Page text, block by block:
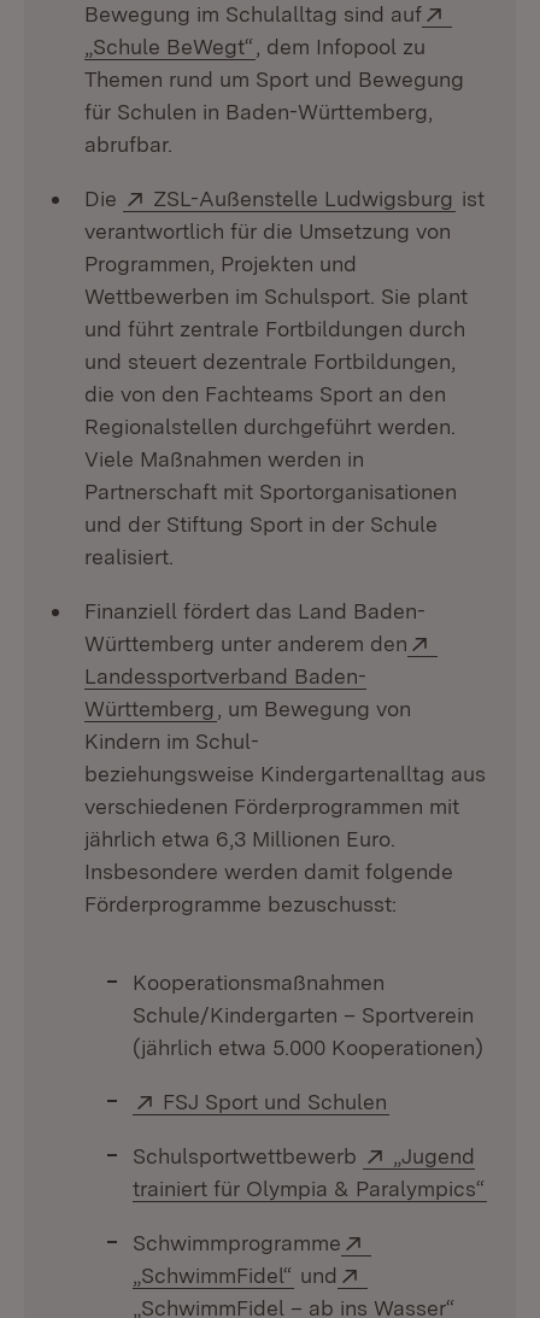
Bewegung im Schulalltag sind auf
„Schule BeWegt“ (Öffnet in neuem Fenster)
, dem Infopool zu
Themen rund um Sport und Bewegung
für Schulen in Baden-Württemberg,
abrufbar.
Die Extern:
ZSL-Außenstelle Ludwigsburg (Öffnet
ist
verantwortlich für die Umsetzung von
Programmen, Projekten und
Wettbewerben im Schulsport. Sie plant
und führt zentrale Fortbildungen durch
und steuert dezentrale Fortbildungen,
die von den Fachteams Sport an den
Regionalstellen durchgeführt werden.
Viele Maßnahmen werden in
Partnerschaft mit Sportorganisationen
und der Stiftung Sport in der Schule
realisiert.
Finanziell fördert das Land Baden-
Württemberg unter anderem den
Landessportverband Baden-
Württemberg (Öffnet in neuem Fenster)
, um Bewegung von
Kindern im Schul-
beziehungsweise Kindergartenalltag aus
verschiedenen Förderprogrammen mit
jährlich etwa 6,3 Millionen Euro.
Insbesondere werden damit folgende
Förderprogramme bezuschusst:
Kooperationsmaßnahmen
Schule/Kindergarten – Sportverein
(jährlich etwa 5.000 Kooperationen)
Extern:
FSJ Sport und Schulen
Schulsportwettbewerb Extern:
„Jugend
trainiert für Olympia & Paralympics“
Schwimmprogramme
„SchwimmFidel“ (Öffnet in neuem
und
„SchwimmFidel – ab ins Wasser“